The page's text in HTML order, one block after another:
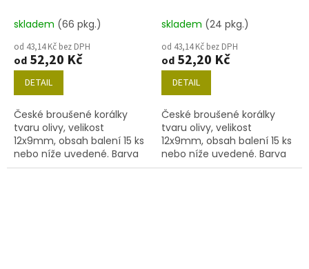
skladem (66 pkg.)
od 43,14 Kč bez DPH
od 52,20 Kč
DETAIL
České broušené korálky
tvaru olivy, velikost
12x9mm, obsah balení 15 ks
nebo níže uvedené. Barva
křišťál s dekorem 27104
skladem (24 pkg.)
od 43,14 Kč bez DPH
od 52,20 Kč
DETAIL
České broušené korálky
tvaru olivy, velikost
12x9mm, obsah balení 15 ks
nebo níže uvedené. Barva
křišťál s dekorem 27401